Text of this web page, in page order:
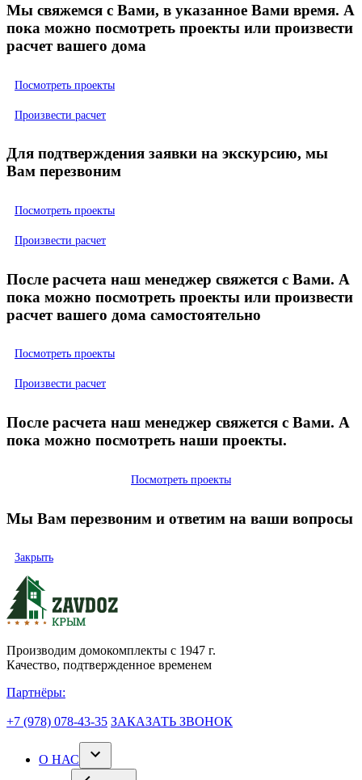
Мы свяжемся с Вами, в указанное Вами время. А
пока можно посмотреть проекты или произвести
расчет вашего дома
Посмотреть проекты
Произвести расчет
Для подтверждения заявки на экскурсию, мы
Вам перезвоним
Посмотреть проекты
Произвести расчет
После расчета наш менеджер свяжется с Вами. А
пока можно посмотреть проекты или произвести
расчет вашего дома самостоятельно
Посмотреть проекты
Произвести расчет
После расчета наш менеджер свяжется с Вами. А
пока можно посмотреть наши проекты.
Посмотреть проекты
Мы Вам перезвоним и ответим на ваши вопросы
Закрыть
Производим домокомплекты с 1947 г.
Качество, подтвержденное временем
Партнёры:
+7 (978) 078-43-35 ЗАКАЗАТЬ ЗВОНОК
О НАС